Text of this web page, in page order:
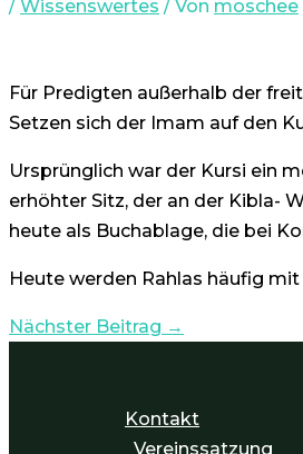
/ Wissenswertes / Von moschee
Für Predigten außerhalb der
Setzen sich der Imam auf den
Ursprünglich war der Kursi ein
erhöhter Sitz, der an der Kibla-
heute als Buchablage, die bei
Heute werden Rahlas häufig
Nächster Beitrag →
Kontakt
Vereinssatzung